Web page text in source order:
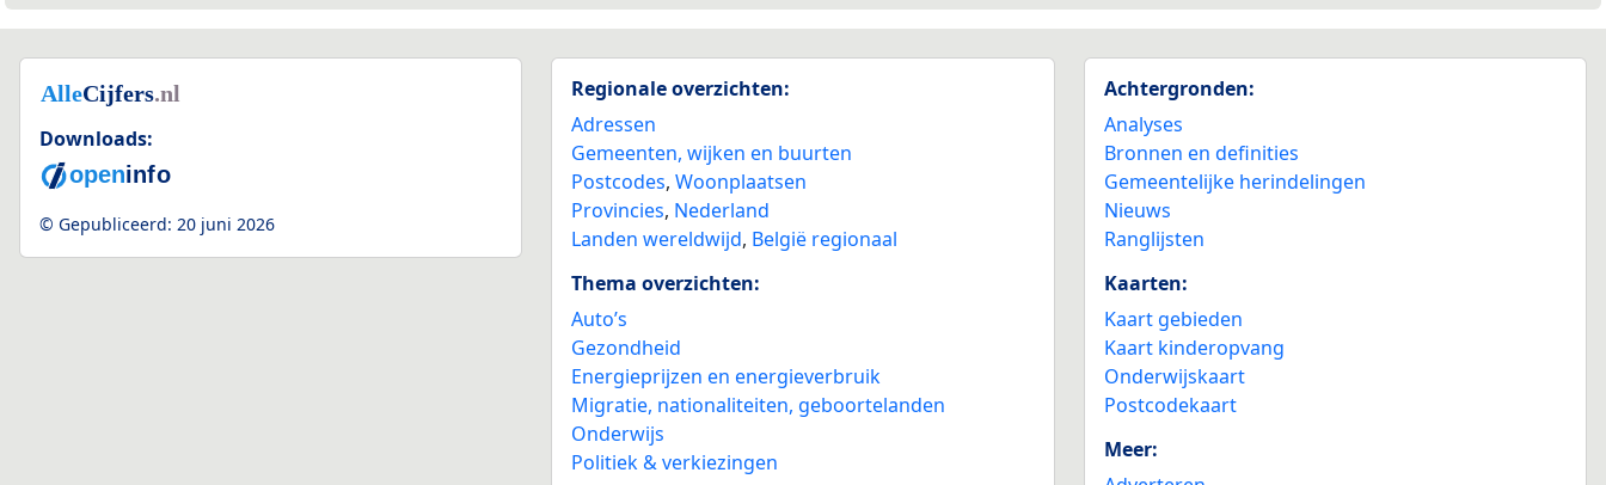
Downloads:
© Gepubliceerd: 20 juni 2026
Regionale overzichten:
Adressen
Gemeenten, wijken en buurten
Postcodes,Woonplaatsen
Provincies, Nederland
Landen wereldwijd, België regionaal
Thema overzichten:
Auto’s
Gezondheid
Energieprijzen en energieverbruik
Migratie, nationaliteiten, geboortelanden
Onderwijs
Politiek & verkiezingen
Achtergronden:
Analyses
Bronnen en definities
Gemeentelijke herindelingen
Nieuws
Ranglijsten
Kaarten:
Kaart gebieden
Kaart kinderopvang
Onderwijskaart
Postcodekaart
Meer: